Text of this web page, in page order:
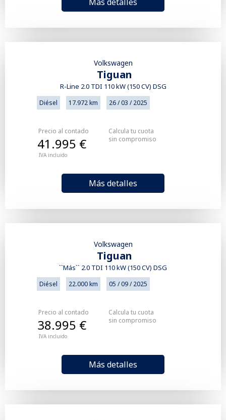
Volkswagen
Tiguan
R-Line 2.0 TDI 110 kW (150 CV) DSG
Diésel 17.972 km 26 / 03 / 2025
Precio al contado
IVA incluido
41.995 €
Más detalles
Calcula tu cuota
sin compromiso
Volkswagen
Tiguan
``Más`` 2.0 TDI 110 kW (150 CV) DSG
Diésel 22.000 km 05 / 09 / 2025
Precio al contado
IVA incluido
38.995 €
Más detalles
Calcula tu cuota
sin compromiso